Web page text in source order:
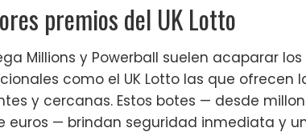
premios del UK Lotto
Millions y Powerball suelen acaparar
como el UK Lotto las que ofrecen
y cercanas. Estos botes — desde
euros — brindan seguridad inmediata y